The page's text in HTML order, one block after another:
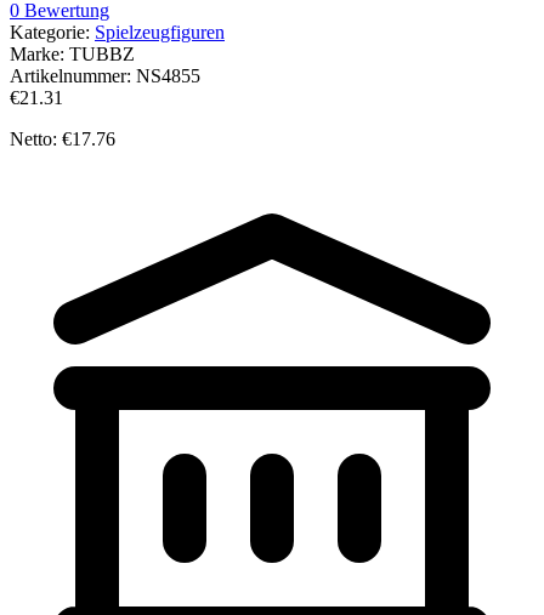
0 Bewertung
Kategorie: Spielzeugfiguren
Marke: TUBBZ
Artikelnummer: NS4855
€21.31
Netto: €17.76